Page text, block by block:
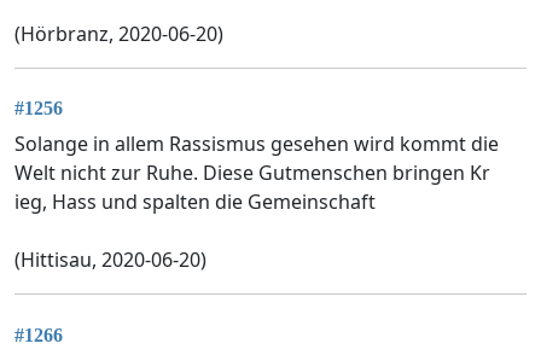
(Hörbranz, 2020-06-20)
#1256
Solange in allem Rassismus gesehen wird kommt die
Welt nicht zur Ruhe. Diese Gutmenschen bringen Kr
ieg, Hass und spalten die Gemeinschaft
(Hittisau, 2020-06-20)
#1266